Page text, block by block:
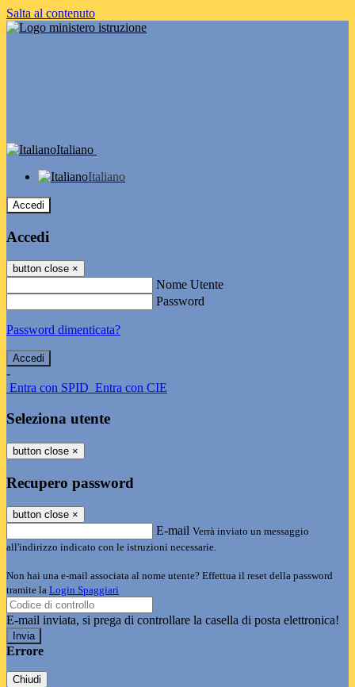
Salta al contenuto
Italiano
Italiano
Accedi
Accedi
button close ×
Nome Utente
Password
Password dimenticata?
-
Entra con SPID Entra con CIE
Seleziona utente
button close ×
Recupero password
button close ×
E-mail Verrà inviato un messaggio
all'indirizzo indicato con le istruzioni necessarie.
Non hai una e-mail associata al nome utente? Effettua il reset della password
tramite la Login Spaggiari
E-mail inviata, si prega di controllare la casella di posta elettronica!
Errore
Chiudi